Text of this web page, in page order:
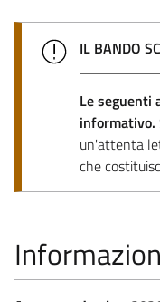
IL BANDO
Le seguenti
informativo.
un'attenta
che